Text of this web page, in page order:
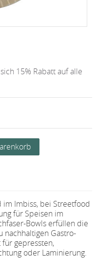
15% Rabatt auf alle
im Imbiss, bei Streetfood
für Speisen im
Bowls erfüllen die
nachhaltigen Gastro-
für gepressten,
oder Laminierung.